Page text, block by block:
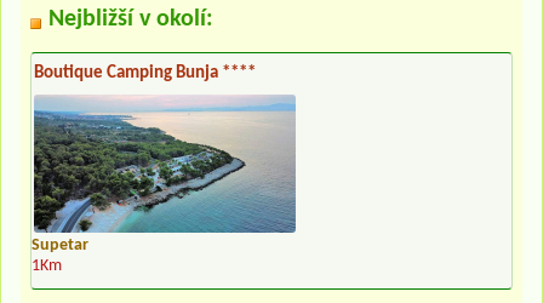
Nejbližší v okolí:
Boutique Camping Bunja ****
Supetar
1Km